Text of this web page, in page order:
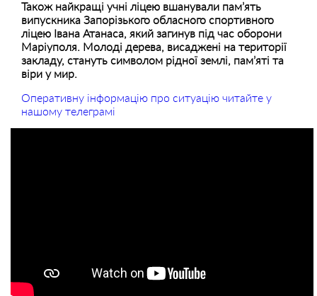
Також найкращі учні ліцею вшанували пам’ять
випускника Запорізького обласного спортивного
ліцею Івана Атанаса, який загинув під час оборони
Маріуполя. Молоді дерева, висаджені на території
закладу, стануть символом рідної землі, пам’яті та
віри у мир.
Оперативну інформацію про ситуацію читайте у
нашому телеграмі